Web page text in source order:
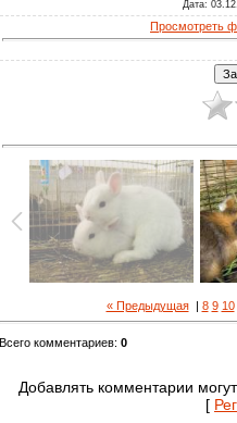
Дата:
Просмотреть
« Предыдущая| 8 9 10
Всего комментариев: 0
Добавлять комментарии
[